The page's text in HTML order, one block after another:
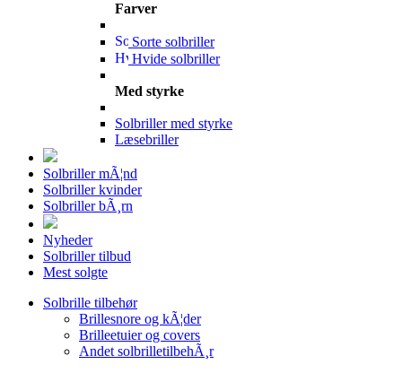
Farver
Sorte solbriller
Hvide solbriller
Med styrke
Solbriller med styrke
Læsebriller
Solbriller mÃ¦nd
Solbriller kvinder
Solbriller bÃ¸rn
Nyheder
Solbriller tilbud
Mest solgte
Solbrille tilbehør
Brillesnore og kÃ¦der
Brilleetuier og covers
Andet solbrilletilbehÃ¸r